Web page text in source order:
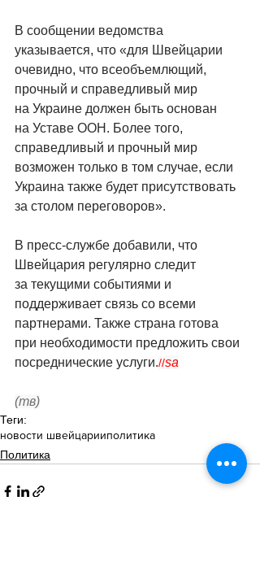
В сообщении ведомства
указывается, что «для Швейцарии
очевидно, что всеобъемлющий,
прочный и справедливый мир
на Украине должен быть основан
на Уставе ООН . Более того,
справедливый и прочный мир
возможен только в том случае, если
Украина также будет присутствовать
за столом переговоров».
В пресс-службе добавили, что
Швейцария регулярно следит
за текущими событиями и
поддерживает связь со всеми
партнерами. Также страна готова
при необходимости предложить свои
посреднические услуги.//sa
(тв)
Теги:
новости швейцарииполитика
Политика